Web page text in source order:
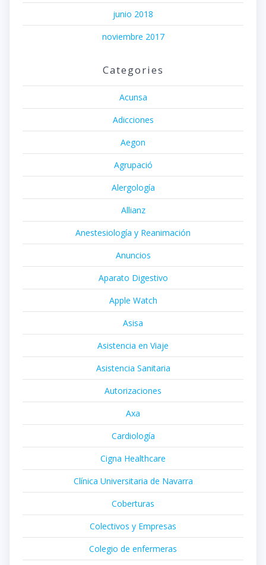
junio 2018
noviembre 2017
Categories
Acunsa
Adicciones
Aegon
Agrupació
Alergología
Allianz
Anestesiología y Reanimación
Anuncios
Aparato Digestivo
Apple Watch
Asisa
Asistencia en Viaje
Asistencia Sanitaria
Autorizaciones
Axa
Cardiología
Cigna Healthcare
Clínica Universitaria de Navarra
Coberturas
Colectivos y Empresas
Colegio de enfermeras